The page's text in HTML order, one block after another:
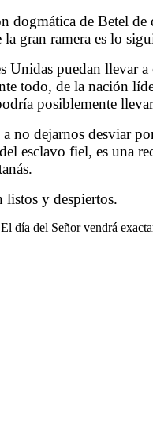
dogmática de Betel
gran ramera es lo
puedan llevar
todo, de la nación
posiblemente
no dejarnos desviar
fiel, es una
listos y despiertos.
día del Señor vendrá